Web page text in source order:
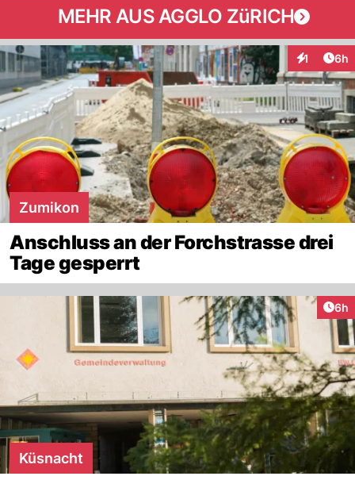
MEHR AUS AGGLO ZüRICH
1 6h
Zumikon
Anschluss an der Forchstrasse drei
Tage gesperrt
6h
Küsnacht